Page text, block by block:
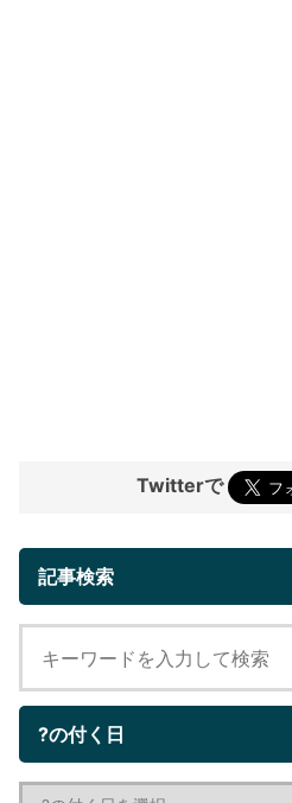
Twitterで
記事検索
?の付く日